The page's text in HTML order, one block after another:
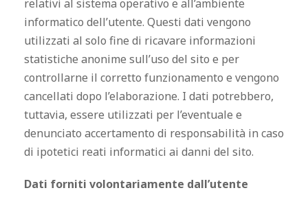
relativi al sistema operativo e all’ambiente
informatico dell’utente. Questi dati vengono
utilizzati al solo fine di ricavare informazioni
statistiche anonime sull’uso del sito e per
controllarne il corretto funzionamento e vengono
cancellati dopo l’elaborazione. I dati potrebbero,
tuttavia, essere utilizzati per l’eventuale e
denunciato accertamento di responsabilità in caso
di ipotetici reati informatici ai danni del sito.
Dati forniti volontariamente dall’utente